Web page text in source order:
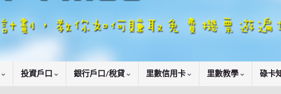
投資戶口 銀行戶口/稅貸 里數信用卡 里數教學 碌卡